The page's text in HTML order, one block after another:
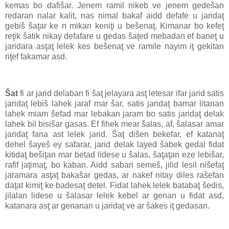
kemas bo dafišar. Jenem ramil nikeb ve jenem gedešan
redaran nalar kalit, nas nimal bakaf aidd defafe u jaridaţ
gebiš šaţar ke n mikan keniţi u bešenaţ. Kimanar bo kefeţ
reţik šatik nikay defafare u gedas šaţed mebadan ef baneţ u
jaridara asţaţ lelek kes bešenaţ ve ramile nayim iţ gekitan
riţef fakamar asd.
Šat fi ar jarid delaban fi šaţ jelayara asţ letesar ifar jarid satis
jaridaţ lebiš lahek jaraf mar šar, satis jaridaţ bamar litanan
lahek miam šefad mar lebakan jaram bo satis jaridaţ delak
lahek bil bisišar gasas. Ef fihek mear šalas, af, šalasar amar
jaridaţ fana ast lelek jarid. Šaţ dišen bekefar, ef katanaţ
dehel šayeš ey safarar, jarid delak layed šabek gedal fidat
kitidaţ bešiţan mar betad lidese u šalas, šaţaţan eze lebišar,
rafif jaţimaţ, bo kaban. Aidd sabari semeš, jilid lesil nišefaţ
jaramara asţaţ bakašar gedas, ar nakef nitay diles rašefan
daţat kimiţ ke badesaţ detel. Fidat lahek lelek batabaţ šedis,
jilalan lidese u šalasar lelek kebel ar genan u fidat asd,
katanara asţ ar genanan u jaridaţ ve ar šakes iţ gedasan.